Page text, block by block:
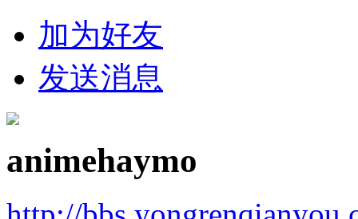
加为好友
发送消息
animehaymo